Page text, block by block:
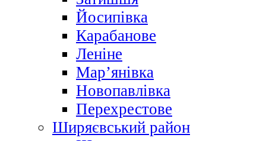
Йосипівка
Карабанове
Леніне
Мар’янівка
Новопавлівка
Перехрестове
Ширяєвський район